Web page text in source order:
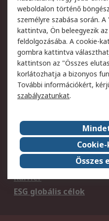
Szolgáltatások
Jogi
Adatvédelmi
szabályzat
Cookie szabályzat
Webhelyre vonatkozó
Rólunk
Kapcsolat
Rólunk
Karrier
ESG globális célok
weboldalon történő
személyre szabása során.
kattintva, Ön beleegyezik
feldolgozásába. A cookie-
gombra kattintva
kattintson az "Összes
korlátozhatja a bizonyos
További információkért,
szabályzatunkat.
Összes